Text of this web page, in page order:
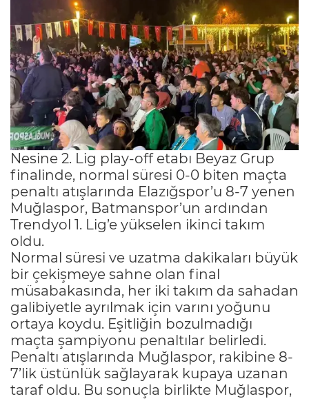
Nesine 2. Lig play-off etabı Beyaz Grup
finalinde, normal süresi 0-0 biten maçta
penaltı atışlarında Elazığspor’u 8-7 yenen
Muğlaspor, Batmanspor’un ardından
Trendyol 1. Lig’e yükselen ikinci takım
oldu.
Normal süresi ve uzatma dakikaları büyük
bir çekişmeye sahne olan final
müsabakasında, her iki takım da sahadan
galibiyetle ayrılmak için varını yoğunu
ortaya koydu. Eşitliğin bozulmadığı
maçta şampiyonu penaltılar belirledi.
Penaltı atışlarında Muğlaspor, rakibine 8-
7’lik üstünlük sağlayarak kupaya uzanan
taraf oldu. Bu sonuçla birlikte Muğlaspor,